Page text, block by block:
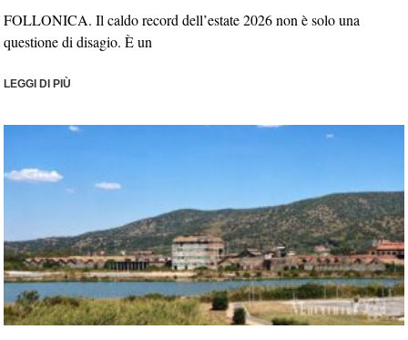
FOLLONICA. Il caldo record dell’estate 2026 non è solo una
questione di disagio. È un
LEGGI DI PIÙ